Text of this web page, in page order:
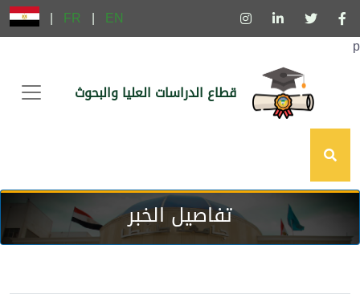
EN
|
FR
|
p
قطاع الدراسات العليا والبحوث
تفاصيل الخبر